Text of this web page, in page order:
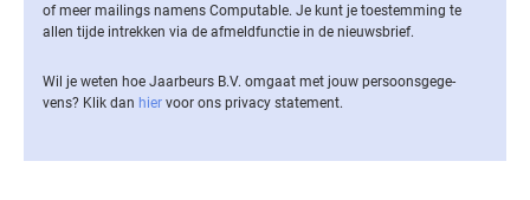
of meer mailings namens Computable. Je kunt je toestemming te
allen tijde intrekken via de af­meld­func­tie in de nieuwsbrief.
Wil je weten hoe Jaarbeurs B.V. omgaat met jouw per­soons­ge­ge­
vens? Klik dan hier voor ons privacy statement.